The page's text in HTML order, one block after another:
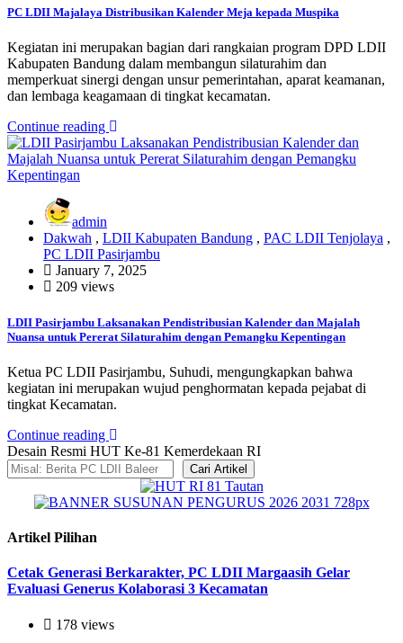
PC LDII Majalaya Distribusikan Kalender Meja kepada Muspika
Kegiatan ini merupakan bagian dari rangkaian program DPD LDII
Kabupaten Bandung dalam membangun silaturahim dan
memperkuat sinergi dengan unsur pemerintahan, aparat keamanan,
dan lembaga keagamaan di tingkat kecamatan.
Continue reading
admin
Dakwah , LDII Kabupaten Bandung , PAC LDII Tenjolaya ,
PC LDII Pasirjambu
January 7, 2025
209 views
LDII Pasirjambu Laksanakan Pendistribusian Kalender dan Majalah
Nuansa untuk Pererat Silaturahim dengan Pemangku Kepentingan
Ketua PC LDII Pasirjambu, Suhudi, mengungkapkan bahwa
kegiatan ini merupakan wujud penghormatan kepada pejabat di
tingkat Kecamatan.
Continue reading
Desain Resmi HUT Ke-81 Kemerdekaan RI
Cari Artikel
Artikel Pilihan
Cetak Generasi Berkarakter, PC LDII Margaasih Gelar
Evaluasi Generus Kolaborasi 3 Kecamatan
178 views